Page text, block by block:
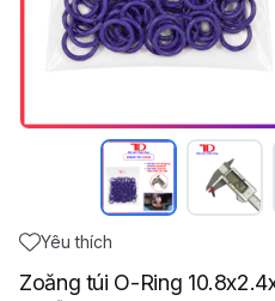
Yêu thích
Zoăng túi O-Ring